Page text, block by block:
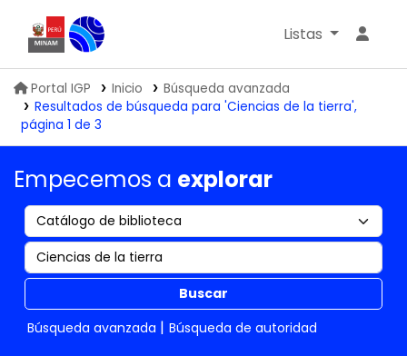
Biblioteca IGP
Listas
Portal IGP Inicio
Búsqueda avanzada
Resultados de búsqueda para 'Ciencias de la tierra',
página 1 de 3
Empecemos a explorar
Buscar
Búsqueda avanzada
Búsqueda de autoridad